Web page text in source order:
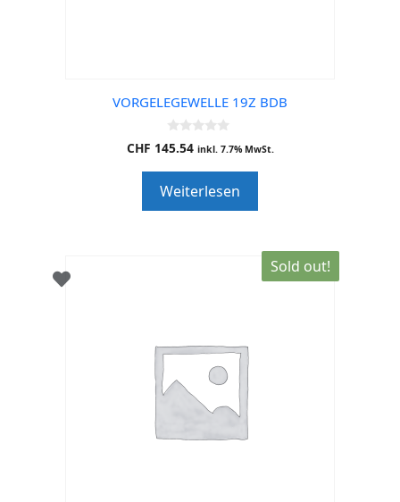
VORGELEGEWELLE 19Z BDB
0
o
o
f
5
CHF 145.54 inkl. 7.7% MwSt.
Weiterlesen
Sold out!